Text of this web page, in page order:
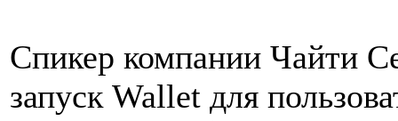
Спикер компании Чайти
запуск Wallet для